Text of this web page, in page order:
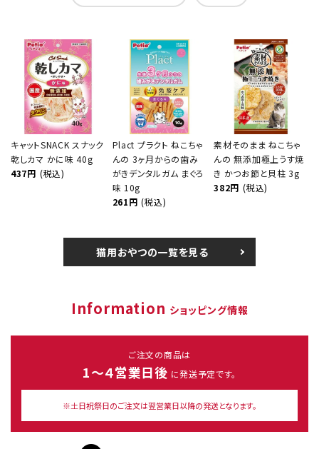
キャットSNACK スナック
乾しカマ かに味 40g
437円 (税込)
Plact プラクト ねこちゃ
んの 3ヶ月からの歯み
がきデンタルガム まぐろ
味 10g
261円 (税込)
素材そのまま ねこちゃ
んの 無添加極上うす焼
き かつお節と貝柱 3g
382円 (税込)
猫用おやつの一覧を見る
Information ショッピング情報
ご注文の商品は
1～４営業日後 に発送予定です。
※土日祝祭日のご注文は翌営業日以降の発送となります。